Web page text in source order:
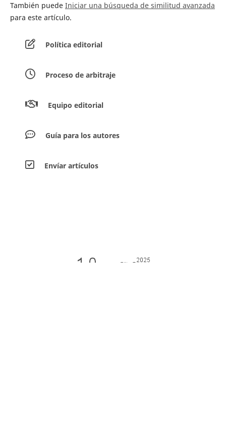
También puede Iniciar una búsqueda de similitud avanzada
para este artículo.
Política editorial
Proceso de arbitraje
Equipo editorial
Guía para los autores
Envíar artículos